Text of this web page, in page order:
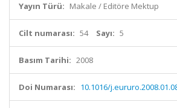
Yayın Türü: Makale / Editöre Mektup
Cilt numarası: 54 Sayı: 5
Basım Tarihi: 2008
Doi Numarası: 10.1016/